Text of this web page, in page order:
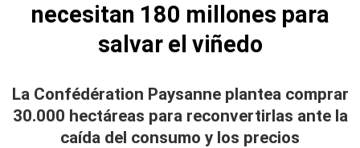
necesitan 180 millones para
salvar el viñedo
La Confédération Paysanne plantea comprar
30.000 hectáreas para reconvertirlas ante la
caída del consumo y los precios